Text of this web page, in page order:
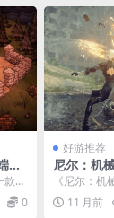
生
键
款经
0
好游推荐
尼尔：机
mata 年
扮演游戏
5 汉化｜
《尼尔：
a》作为一
扮...11 月前